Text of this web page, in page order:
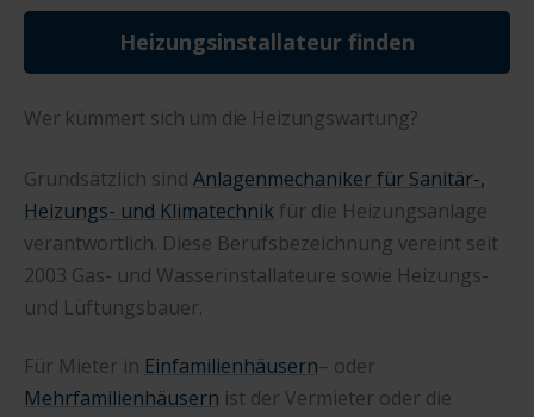
Heizungsinstallateur finden
Wer kümmert sich um die Heizungswartung?
Grundsätzlich sind Anlagenmechaniker für Sanitär-,
Heizungs- und Klimatechnik für die Heizungsanlage
verantwortlich. Diese Berufsbezeichnung vereint seit
2003 Gas- und Wasserinstallateure sowie Heizungs-
und Lüftungsbauer.
Für Mieter in Einfamilienhäusern– oder
Mehrfamilienhäusern ist der Vermieter oder die